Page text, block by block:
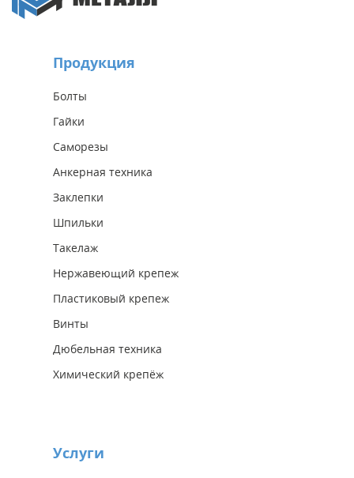
Продукция
Болты
Гайки
Саморезы
Анкерная техника
Заклепки
Шпильки
Такелаж
Нержавеющий крепеж
Пластиковый крепеж
Винты
Дюбельная техника
Химический крепёж
Услуги